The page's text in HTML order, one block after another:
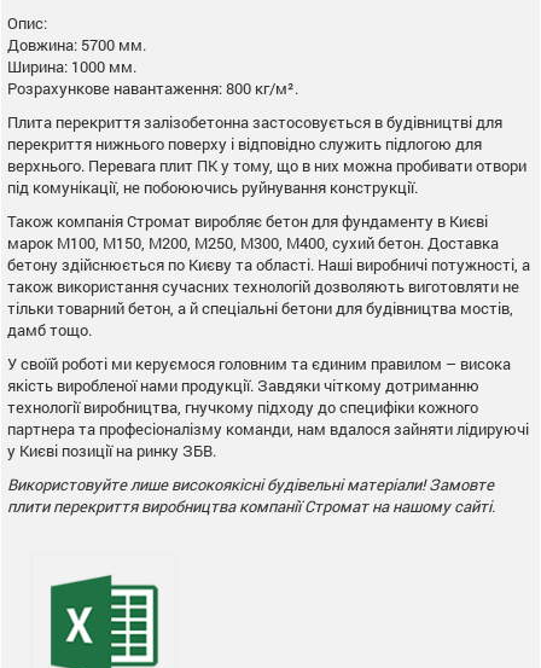
Опис:
Довжина: 5700 мм.
Ширина: 1000 мм.
Розрахункове навантаження: 800 кг/м².
Плита перекриття залізобетонна застосовується в будівництві для
перекриття нижнього поверху і відповідно служить підлогою для
верхнього. Перевага плит ПК у тому, що в них можна пробивати отвори
під комунікації, не побоюючись руйнування конструкції.
Також компанія Стромат виробляє бетон для фундаменту в Києві
марок М100, М150, М200, М250, М300, М400, сухий бетон. Доставка
бетону здійснюється по Києву та області. Наші виробничі потужності, а
також використання сучасних технологій дозволяють виготовляти не
тільки товарний бетон, а й спеціальні бетони для будівництва мостів,
дамб тощо.
У своїй роботі ми керуємося головним та єдиним правилом – висока
якість виробленої нами продукції. Завдяки чіткому дотриманню
технології виробництва, гнучкому підходу до специфіки кожного
партнера та професіоналізму команди, нам вдалося зайняти лідируючі
у Києві позиції на ринку ЗБВ.
Використовуйте лише високоякісні будівельні матеріали! Замовте
плити перекриття виробництва компанії Стромат на нашому сайті.